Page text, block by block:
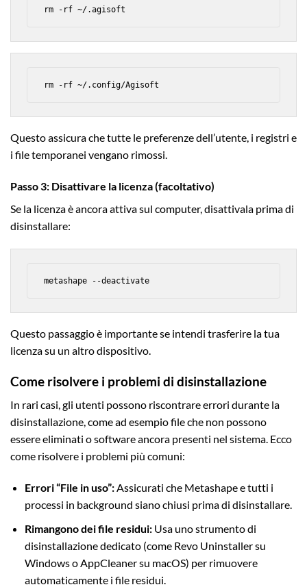
rm -rf ~/.agisoft
rm -rf ~/.config/Agisoft
Questo assicura che tutte le preferenze dell’utente, i registri e
i file temporanei vengano rimossi.
Passo 3: Disattivare la licenza (facoltativo)
Se la licenza è ancora attiva sul computer, disattivala prima di
disinstallare:
metashape --deactivate
Questo passaggio è importante se intendi trasferire la tua
licenza su un altro dispositivo.
Come risolvere i problemi di disinstallazione
In rari casi, gli utenti possono riscontrare errori durante la
disinstallazione, come ad esempio file che non possono
essere eliminati o software ancora presenti nel sistema. Ecco
come risolvere i problemi più comuni:
Errori “File in uso”:Assicurati che Metashape e tutti i
processi in background siano chiusi prima di disinstallare.
Rimangono dei file residui:Usa uno strumento di
disinstallazione dedicato (come Revo Uninstaller su
Windows o AppCleaner su macOS) per rimuovere
automaticamente i file residui.